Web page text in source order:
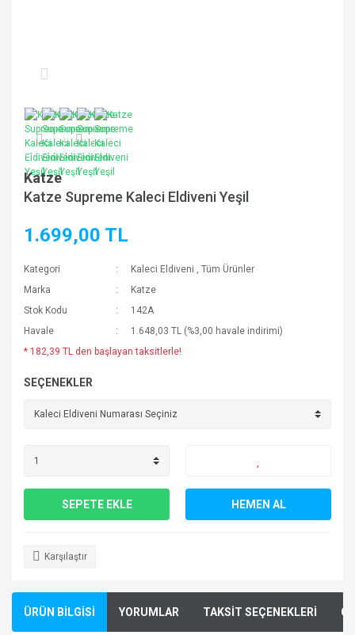
Katze
Katze Supreme Kaleci Eldiveni Yeşil
1.699,00 TL
Kategori Kaleci Eldiveni ,Tüm Ürünler
Marka
Katze
Stok Kodu
142A
Havale
1.648,03 TL (%3,00 havale indirimi)
* 182,39 TL den başlayan taksitlerle!
SEÇENEKLER
SEPETE EKLE HEMEN AL
Karşılaştır
ÜRÜN BİLGİSİ YORUMLAR TAKSİT SEÇENEKLERİ